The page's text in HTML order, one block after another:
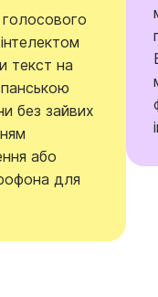
текст на
без зайвих
або
для